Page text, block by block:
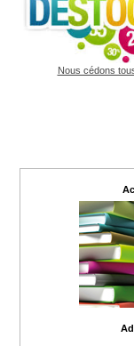
Nous cédons